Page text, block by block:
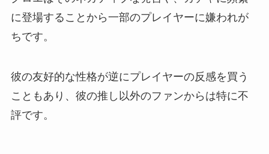
に登場することから一部のプレイヤーに嫌われが
ちです。
彼の友好的な性格が逆にプレイヤーの反感を買う
こともあり、彼の推し以外のファンからは特に不
評です。